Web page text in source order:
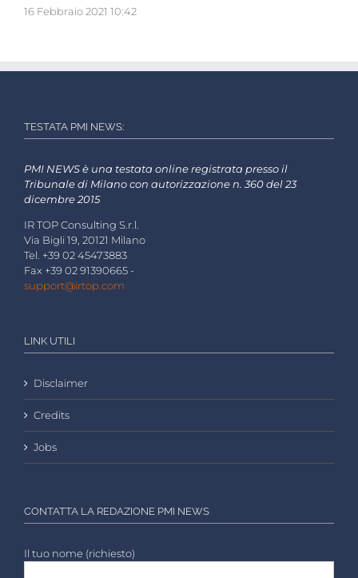
16 Febbraio 2021 10:42
TESTATA PMI NEWS:
PMI NEWS è una testata online registrata presso il
Tribunale di Milano con autorizzazione n. 360 del 23
dicembre 2015
IR TOP Consulting S.r.l.
Via Bigli 19, 20121 Milano
Tel. +39 02 45473883
Fax +39 02 91390665 -
support@irtop.com
LINK UTILI
Disclaimer
Credits
Jobs
CONTATTA LA REDAZIONE PMI NEWS
Il tuo nome (richiesto)